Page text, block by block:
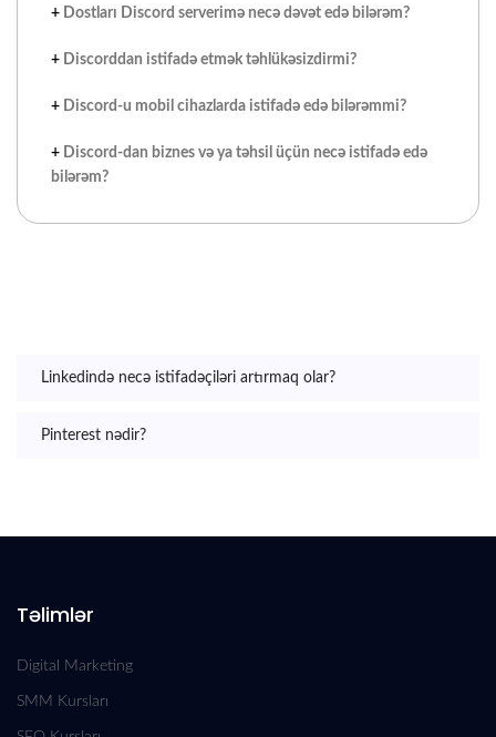
+ Dostları Discord serverimə necə dəvət edə bilərəm?
+ Discorddan istifadə etmək təhlükəsizdirmi?
+ Discord-u mobil cihazlarda istifadə edə bilərəmmi?
+ Discord-dan biznes və ya təhsil üçün necə istifadə edə
bilərəm?
Linkedində necə istifadəçiləri artırmaq olar?
Pinterest nədir?
Təlimlər
Digital Marketing
SMM Kursları